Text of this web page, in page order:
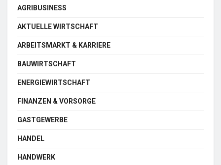
AGRIBUSINESS
AKTUELLE WIRTSCHAFT
ARBEITSMARKT & KARRIERE
BAUWIRTSCHAFT
ENERGIEWIRTSCHAFT
FINANZEN & VORSORGE
GASTGEWERBE
HANDEL
HANDWERK